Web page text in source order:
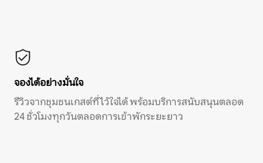
จองได้อย่างมั่นใจ
รีวิวจากชุมชนเกสต์ที่ไว้ใจได้ พร้อมบริการสนับสนุนตลอด
24 ชั่วโมงทุกวันตลอดการเข้าพักระยะยาว